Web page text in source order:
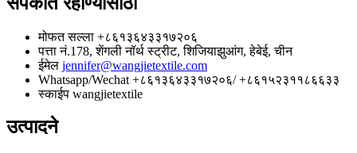
मोफत सल्ला +८६१३६४३३१७२०६
पत्ता नं.178, शेंगली नॉर्थ स्ट्रीट, शिजियाझुआंग, हेबेई, चीन
ईमेल jennifer@wangjietextile.com
Whatsapp/Wechat +८६१३६४३३१७२०६/ +८६१५२३११८६६३३
स्काईप wangjietextile
उत्पादने